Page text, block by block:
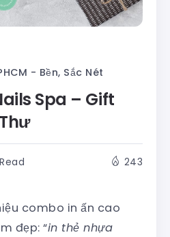
- Bền, Sắc Nét
Spa – Gift
243
combo in ấn cao
đẹp: “in thẻ nhựa